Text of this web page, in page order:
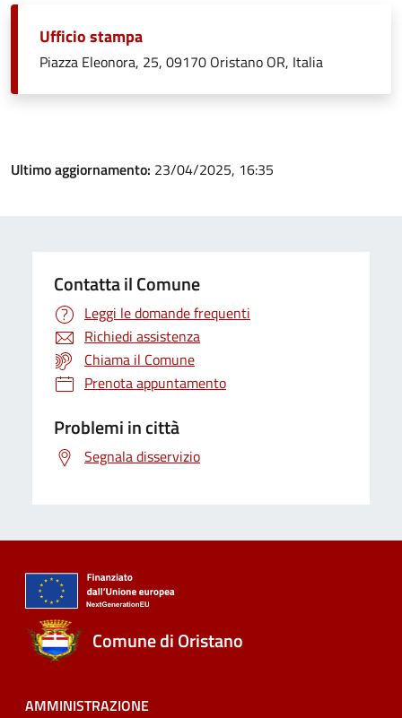
Ufficio stampa
Piazza Eleonora, 25, 09170 Oristano OR, Italia
Ultimo aggiornamento: 23/04/2025, 16:35
Contatta il Comune
Leggi le domande frequenti
Richiedi assistenza
Chiama il Comune
Prenota appuntamento
Problemi in città
Segnala disservizio
Comune di Oristano
AMMINISTRAZIONE